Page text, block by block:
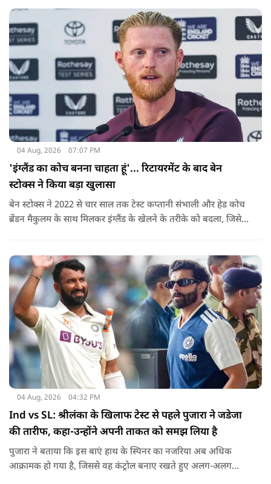
04 Aug, 2026 07:07 PM
'इंग्लैंड का कोच बनना चाहता हूं'... रिटायरमेंट के बाद बेन
स्टोक्स ने किया बड़ा खुलासा
बेन स्टोक्स ने 2022 से चार साल तक टेस्ट कप्तानी संभाली और हेड कोच
ब्रेंडन मैकुलम के साथ मिलकर इंग्लैंड के खेलने के तरीके को बदला, जिसे
04 Aug, 2026 04:32 PM
Ind vs SL: श्रीलंका के खिलाफ टेस्ट से पहले पुजारा ने जडेजा
की तारीफ, कहा-उन्होंने अपनी ताकत को समझ लिया है
पुजारा ने बताया कि इस बाएं हाथ के स्पिनर का नजरिया अब अधिक
आक्रामक हो गया है, जिससे वह कंट्रोल बनाए रखते हुए अलग-अलग